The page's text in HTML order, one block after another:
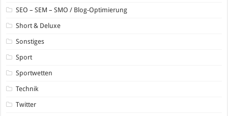
SEO – SEM – SMO / Blog-Optimierung
Short & Deluxe
Sonstiges
Sport
Sportwetten
Technik
Twitter